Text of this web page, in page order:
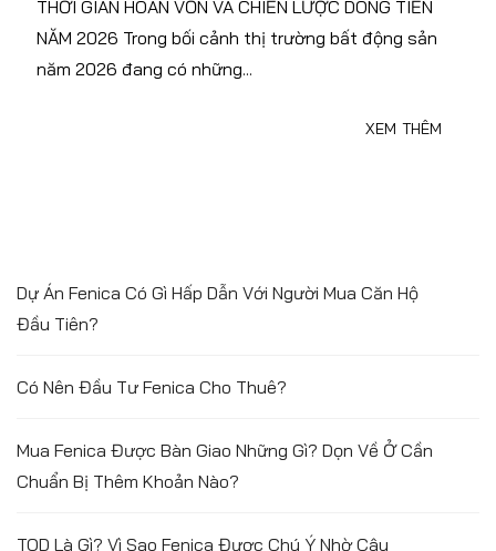
THỜI GIAN HOÀN VỐN VÀ CHIẾN LƯỢC DÒNG TIỀN
NĂM 2026 Trong bối cảnh thị trường bất động sản
năm 2026 đang có những...
XEM THÊM
Dự Án Fenica Có Gì Hấp Dẫn Với Người Mua Căn Hộ
Đầu Tiên?
Có Nên Đầu Tư Fenica Cho Thuê?
Mua Fenica Được Bàn Giao Những Gì? Dọn Về Ở Cần
Chuẩn Bị Thêm Khoản Nào?
TOD Là Gì? Vì Sao Fenica Được Chú Ý Nhờ Câu